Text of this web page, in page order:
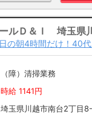
ルＤ＆Ｉ 埼玉県
の朝4時間だけ！40
（障）清掃業務
時給 1141円
埼玉県川越市南台2丁目